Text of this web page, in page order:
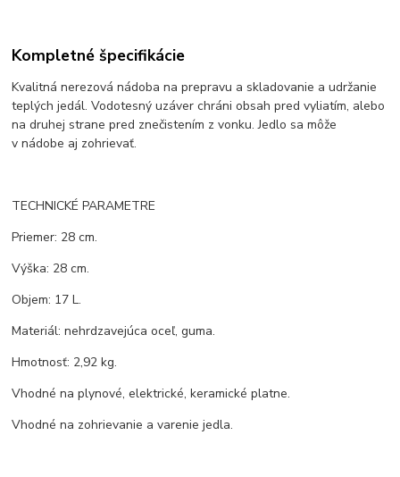
Kompletné špecifikácie
Kvalitná nerezová nádoba na prepravu a skladovanie a udržanie
teplých jedál. Vodotesný uzáver chráni obsah pred vyliatím, alebo
na druhej strane pred znečistením z vonku. Jedlo sa môže
v nádobe aj zohrievať.
TECHNICKÉ PARAMETRE
Priemer: 28 cm.
Výška: 28 cm.
Objem: 17 L.
Materiál: nehrdzavejúca oceľ, guma.
Hmotnosť: 2,92 kg.
Vhodné na plynové, elektrické, keramické platne.
Vhodné na zohrievanie a varenie jedla.